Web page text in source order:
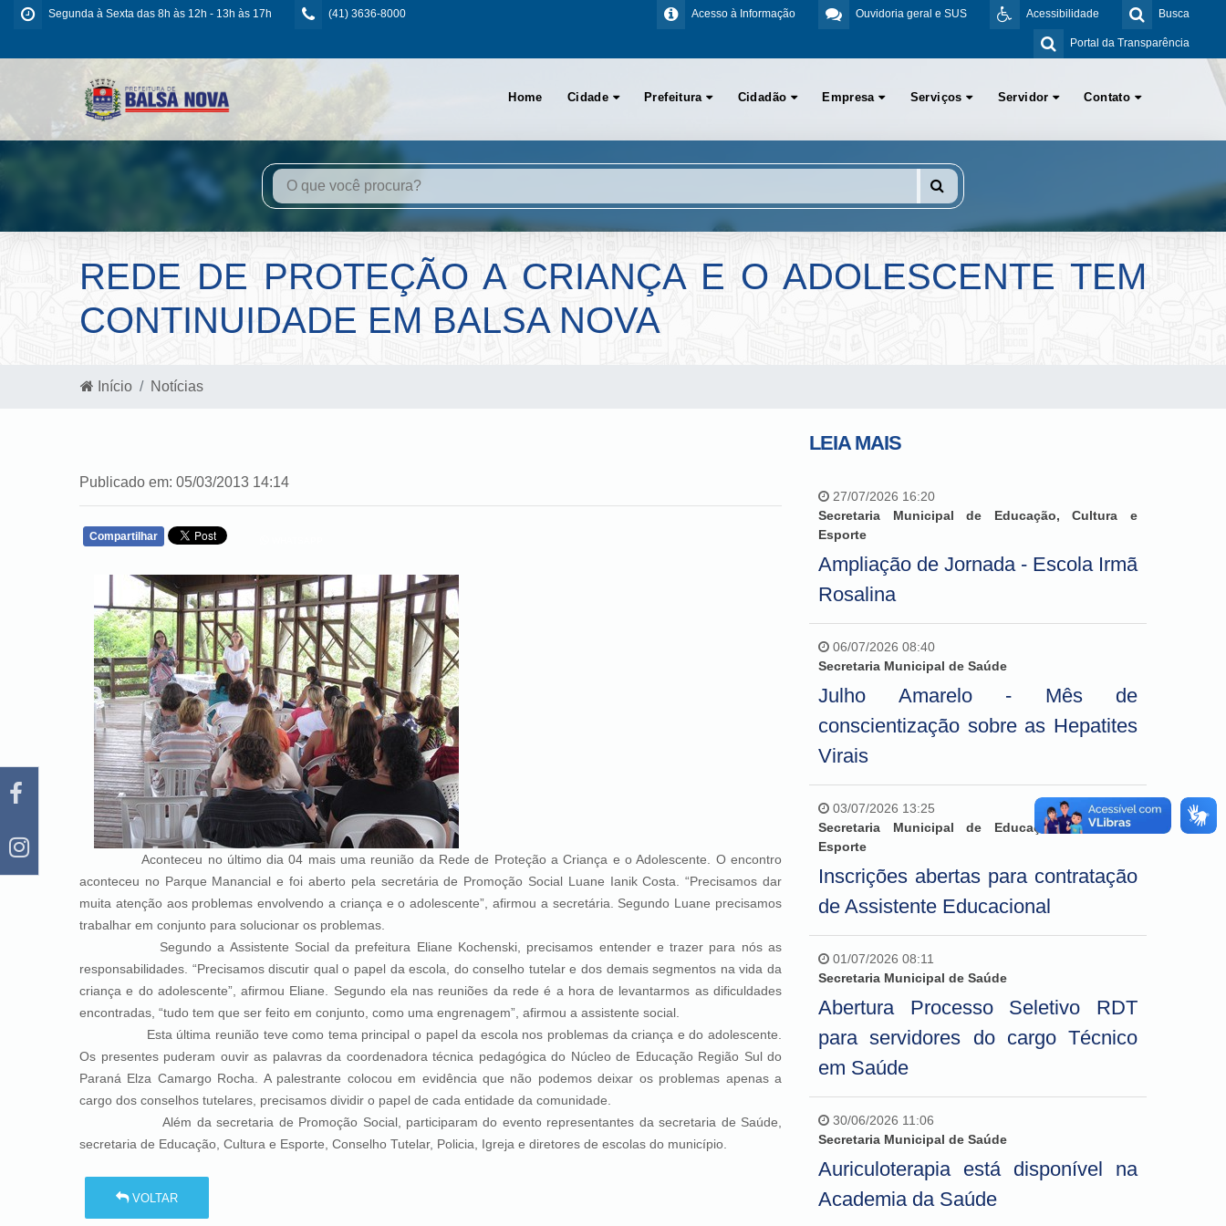
Segunda à Sexta das 8h às 12h - 13h às 17h (41) 3636-8000 Busca
Acessibilidade
Ouvidoria geral e SUS
Acesso à Informação
Portal da Transparência
Home Cidade Prefeitura Cidadão Empresa Serviços Servidor Contato
REDE DE PROTEÇÃO A CRIANÇA E O ADOLESCENTE TEM
CONTINUIDADE EM BALSA NOVA
Início Notícias
Publicado em: 05/03/2013 14:14
Compartilhar
Aconteceu no último dia 04 mais uma reunião da Rede de Proteção a Criança e o Adolescente. O encontro
aconteceu no Parque Manancial e foi aberto pela secretária de Promoção Social Luane Ianik Costa. “Precisamos dar
muita atenção aos problemas envolvendo a criança e o adolescente”, afirmou a secretária. Segundo Luane precisamos
trabalhar em conjunto para solucionar os problemas.
Segundo a Assistente Social da prefeitura Eliane Kochenski, precisamos entender e trazer para nós as
responsabilidades. “Precisamos discutir qual o papel da escola, do conselho tutelar e dos demais segmentos na vida da
criança e do adolescente”, afirmou Eliane. Segundo ela nas reuniões da rede é a hora de levantarmos as dificuldades
encontradas, “tudo tem que ser feito em conjunto, como uma engrenagem”, afirmou a assistente social.
Esta última reunião teve como tema principal o papel da escola nos problemas da criança e do adolescente.
Os presentes puderam ouvir as palavras da coordenadora técnica pedagógica do Núcleo de Educação Região Sul do
Paraná Elza Camargo Rocha. A palestrante colocou em evidência que não podemos deixar os problemas apenas a
cargo dos conselhos tutelares, precisamos dividir o papel de cada entidade da comunidade.
Além da secretaria de Promoção Social, participaram do evento representantes da secretaria de Saúde,
secretaria de Educação, Cultura e Esporte, Conselho Tutelar, Policia, Igreja e diretores de escolas do município.
VOLTAR
LEIA MAIS
27/07/2026 16:20
Secretaria Municipal de Educação, Cultura e
Esporte
Ampliação de Jornada - Escola Irmã
Rosalina
06/07/2026 08:40
Secretaria Municipal de Saúde
Julho Amarelo - Mês de
conscientização sobre as Hepatites
Virais
03/07/2026 13:25
Secretaria Municipal de Educação, Cultura e
Esporte
Inscrições abertas para contratação
de Assistente Educacional
01/07/2026 08:11
Secretaria Municipal de Saúde
Abertura Processo Seletivo RDT
para servidores do cargo Técnico
em Saúde
30/06/2026 11:06
Secretaria Municipal de Saúde
Auriculoterapia está disponível na
Academia da Saúde